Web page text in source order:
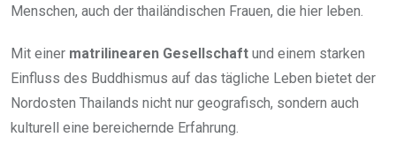
Menschen, auch der thailändischen Frauen, die hier leben.
Mit einer matrilinearen Gesellschaft und einem starken
Einfluss des Buddhismus auf das tägliche Leben bietet der
Nordosten Thailands nicht nur geografisch, sondern auch
kulturell eine bereichernde Erfahrung.